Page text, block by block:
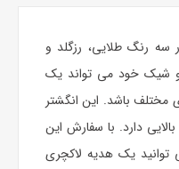
سه رنگ طلایی، رزگلد و
شیک خود می تواند یک
مختلف باشد. این انگشتر
دارد. با سفارش این
توانید یکهدیه لاکچری